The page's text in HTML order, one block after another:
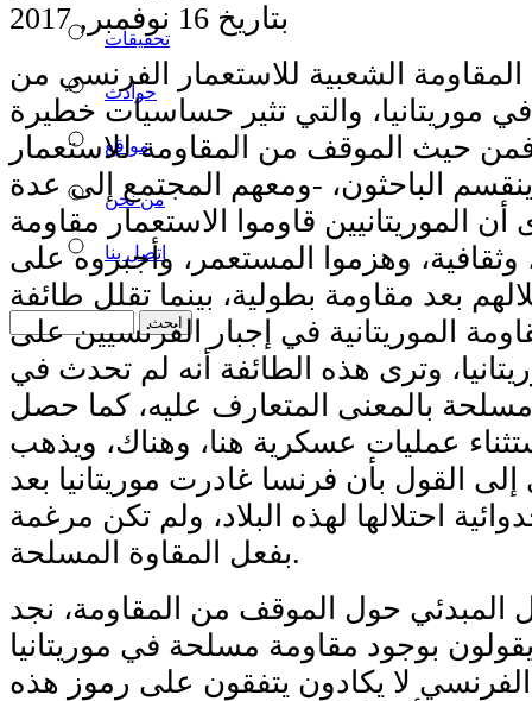
تحقيقات
حوادث
مواقع
من نحن
اتصل بنا
بتاريخ 16 نوفمبر, 2017
الشعبية للاستعمار الفرنسي من
موريتانيا، والتي تثير حساسيات خطيرة
فمن حيث الموقف من المقاومة للاستعمار
الباحثون، -ومعهم المجتمع إلى عدة
الموريتانيين قاوموا الاستعمار مقاومة
وهزموا المستعمر، وأجبروه على
بعد مقاومة بطولية، بينما تقلل طائفة
الموريتانية في إجبار الفرنسيين على
وترى هذه الطائفة أنه لم تحدث في
مسلحة بالمعنى المتعارف عليه، كما حصل
عمليات عسكرية هنا، وهناك، ويذهب
القول بأن فرنسا غادرت موريتانيا بعد
احتلالها لهذه البلاد، ولم تكن مرغمة
بفعل المقاوة المسلحة.
المبدئي حول الموقف من المقاومة، نجد
بوجود مقاومة مسلحة في موريتانيا
الفرنسي لا يكادون يتفقون على رموز هذه